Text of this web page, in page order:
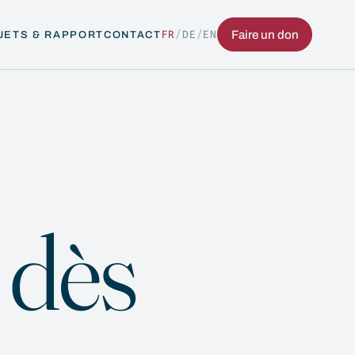
& RAPPORTCONTACT FR / DE /EN Faire un don